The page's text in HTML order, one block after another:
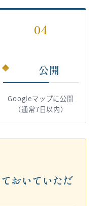
04
公開
Googleマップに公開
（通常7日以内）
おいていただ